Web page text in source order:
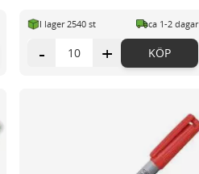
I lager 2540 st ca 1-2 dagar
- + KÖP